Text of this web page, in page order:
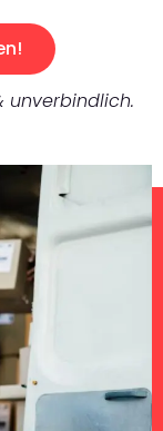
unverbindlich.